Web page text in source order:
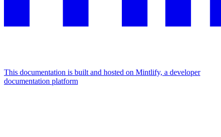
This documentation is built and hosted on Mintlify, a developer
documentation platform